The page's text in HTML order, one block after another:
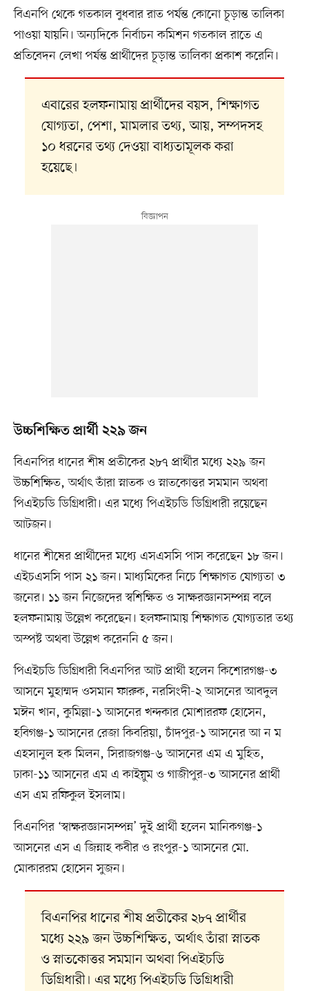
বিএনপি থেকে গতকাল বুধবার রাত পর্যন্ত কোনো চূড়ান্ত তালিকা
পাওয়া যায়নি। অন্যদিকে নির্বাচন কমিশন গতকাল রাতে এ
প্রতিবেদন লেখা পর্যন্ত প্রার্থীদের চূড়ান্ত তালিকা প্রকাশ করেনি।
এবারের হলফনামায় প্রার্থীদের বয়স, শিক্ষাগত
যোগ্যতা, পেশা, মামলার তথ্য, আয়, সম্পদসহ
১০ ধরনের তথ্য দেওয়া বাধ্যতামূলক করা
হয়েছে।
উচ্চশিক্ষিত প্রার্থী ২২৯ জন
বিএনপির ধানের শীষ প্রতীকের ২৮৭ প্রার্থীর মধ্যে ২২৯ জন
উচ্চশিক্ষিত, অর্থাৎ তাঁরা স্নাতক ও স্নাতকোত্তর সমমান অথবা
পিএইচডি ডিগ্রিধারী। এর মধ্যে পিএইচডি ডিগ্রিধারী রয়েছেন
আটজন।
ধানের শীষের প্রার্থীদের মধ্যে এসএসসি পাস করেছেন ১৮ জন।
এইচএসসি পাস ২১ জন। মাধ্যমিকের নিচে শিক্ষাগত যোগ্যতা ৩
জনের। ১১ জন নিজেদের স্বশিক্ষিত ও সাক্ষরজ্ঞানসম্পন্ন বলে
হলফনামায় উল্লেখ করেছেন। হলফনামায় শিক্ষাগত যোগ্যতার তথ্য
অস্পষ্ট অথবা উল্লেখ করেননি ৫ জন।
পিএইচডি ডিগ্রিধারী বিএনপির আট প্রার্থী হলেন কিশোরগঞ্জ-৩
আসনে মুহাম্মদ ওসমান ফারুক, নরসিংদী-২ আসনের আবদুল
মঈন খান, কুমিল্লা-১ আসনের খন্দকার মোশাররফ হোসেন,
হবিগঞ্জ-১ আসনের রেজা কিবরিয়া, চাঁদপুর-১ আসনের আ ন ম
এহসানুল হক মিলন, সিরাজগঞ্জ-৬ আসনের এম এ মুহিত,
ঢাকা-১১ আসনের এম এ কাইয়ুম ও গাজীপুর-৩ আসনের প্রার্থী
এস এম রফিকুল ইসলাম।
বিএনপির ‘স্বাক্ষরজ্ঞানসম্পন্ন’ দুই প্রার্থী হলেন মানিকগঞ্জ-১
আসনের এস এ জিন্নাহ কবীর ও রংপুর-১ আসনের মো.
মোকাররম হোসেন সুজন।
বিএনপির ধানের শীষ প্রতীকের ২৮৭ প্রার্থীর
মধ্যে ২২৯ জন উচ্চশিক্ষিত, অর্থাৎ তাঁরা স্নাতক
ও স্নাতকোত্তর সমমান অথবা পিএইচডি
ডিগ্রিধারী। এর মধ্যে পিএইচডি ডিগ্রিধারী